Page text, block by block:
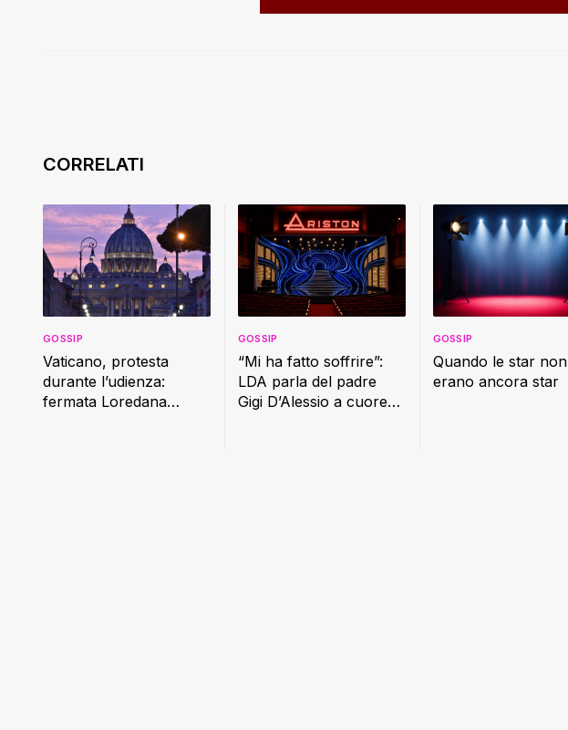
Vaticano, protesta
durante l’udienza:
fermata Loredana
GOSSIP
“Mi ha fatto soffrire”:
LDA parla del padre
Gigi D’Alessio a cuore
GOSSIP
Quando le star non
erano ancora star
GOSSIP